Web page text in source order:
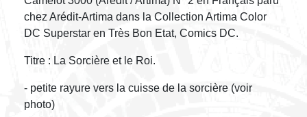
chez Arédit-Artima dans la Collection Artima Color
DC Superstar en Très Bon Etat, Comics DC.
Titre : La Sorcière et le Roi.
- petite rayure vers la cuisse de la sorcière (voir
photo)